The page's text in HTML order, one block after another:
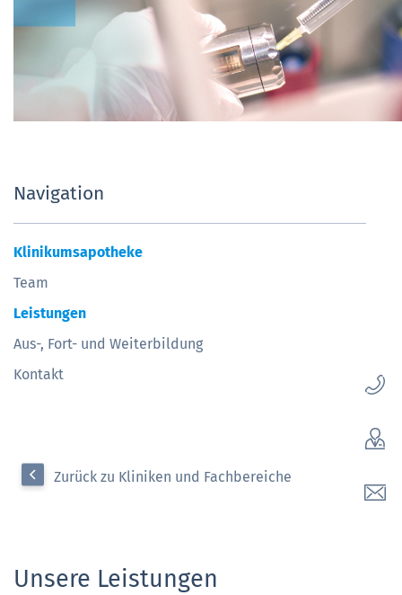
Navigation
Klinikumsapotheke
Team
Leistungen
Aus-, Fort- und Weiterbildung
Kontakt
Zurück zu Kliniken und Fachbereiche
Unsere Leistungen